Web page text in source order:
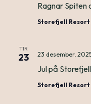
Ragnar Spiten
Storefjell Resort
TIR
23
Jul på Storefjell
23 desember,
Storefjell Resort